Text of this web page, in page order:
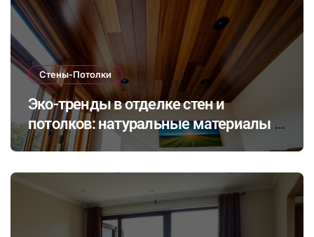
Стены-Потолки
Эко-тренды в отделке стен и
потолков: натуральные материалы и
экологичные покрытия для